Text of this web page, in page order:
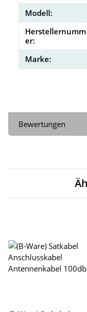
Modell:
Herstellernumm
er:
Marke:
Bewertungen